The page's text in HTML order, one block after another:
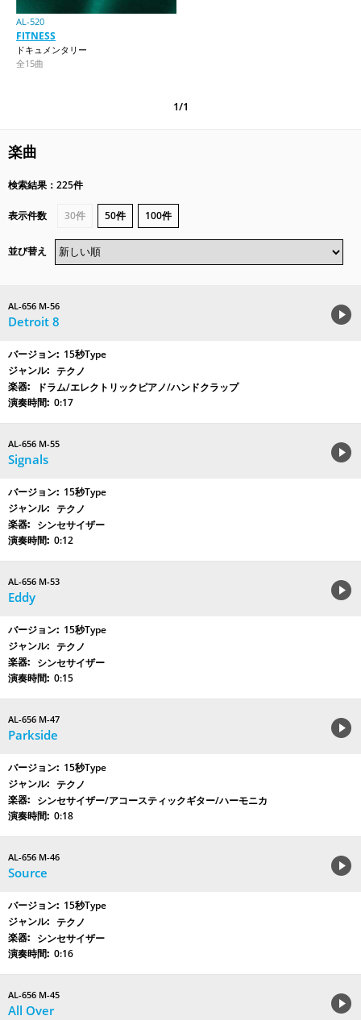
AL-520
FITNESS
ドキュメンタリー
全15曲
1/1
楽曲
検索結果：225件
表示件数 30件 50件 100件
並び替え
AL-656 M-56
Detroit 8
15秒Type
テクノ
ドラム/エレクトリックピアノ/ハンドクラップ
0:17
AL-656 M-55
Signals
15秒Type
テクノ
シンセサイザー
0:12
AL-656 M-53
Eddy
15秒Type
テクノ
シンセサイザー
0:15
AL-656 M-47
Parkside
15秒Type
テクノ
シンセサイザー/アコースティックギター/ハーモニカ
0:18
AL-656 M-46
Source
15秒Type
テクノ
シンセサイザー
0:16
AL-656 M-45
All Over